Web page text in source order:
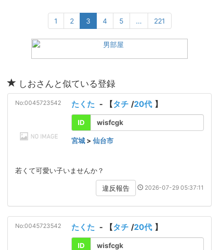
1 2 3 4 5 ... 221
しおさんと似ている登録
No:0045723542 たくた - 【タチ /20代 】
ID wisfcgk
宮城 > 仙台市
若くて可愛い子いませんか？
違反報告 2026-07-29 05:37:11
No:0045723542 たくた - 【タチ /20代 】
ID wisfcgk